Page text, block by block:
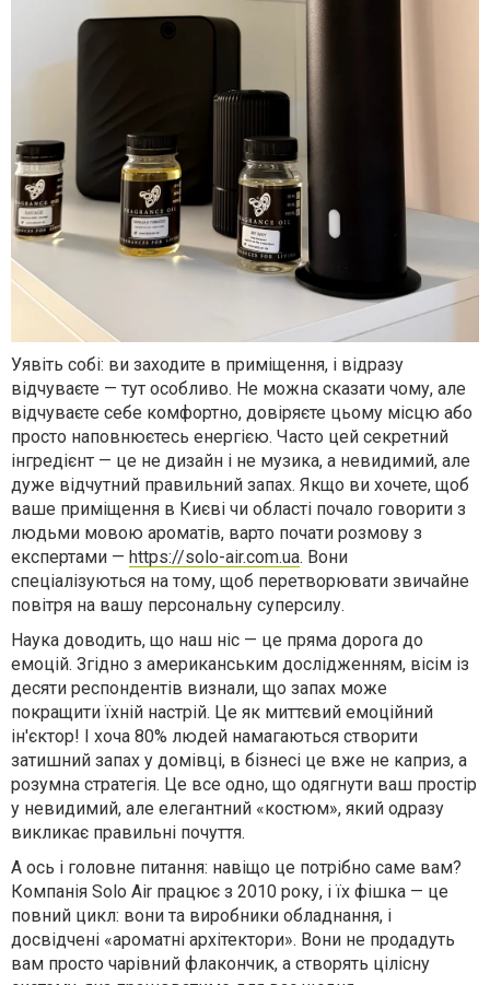
Уявіть собі: ви заходите в приміщення, і відразу
відчуваєте — тут особливо. Не можна сказати чому, але
відчуваєте себе комфортно, довіряєте цьому місцю або
просто наповнюєтесь енергією. Часто цей секретний
інгредієнт — це не дизайн і не музика, а невидимий, але
дуже відчутний правильний запах. Якщо ви хочете, щоб
ваше приміщення в Києві чи області почало говорити з
людьми мовою ароматів, варто почати розмову з
експертами — https://solo-air.com.ua. Вони
спеціалізуються на тому, щоб перетворювати звичайне
повітря на вашу персональну суперсилу.
Наука доводить, що наш ніс — це пряма дорога до
емоцій. Згідно з американським дослідженням, вісім із
десяти респондентів визнали, що запах може
покращити їхній настрій. Це як миттєвий емоційний
ін'єктор! І хоча 80% людей намагаються створити
затишний запах у домівці, в бізнесі це вже не каприз, а
розумна стратегія. Це все одно, що одягнути ваш простір
у невидимий, але елегантний «костюм», який одразу
викликає правильні почуття.
А ось і головне питання: навіщо це потрібно саме вам?
Компанія Solo Air працює з 2010 року, і їх фішка — це
повний цикл: вони та виробники обладнання, і
досвідчені «ароматні архітектори». Вони не продадуть
вам просто чарівний флакончик, а створять цілісну